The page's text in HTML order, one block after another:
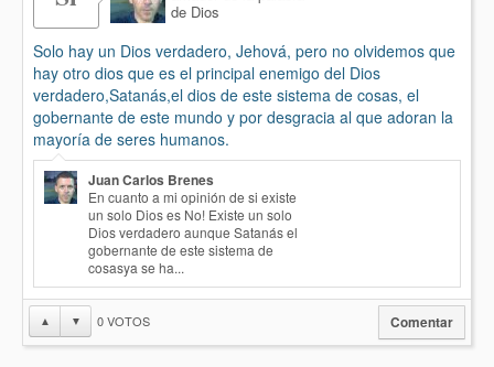
de Dios
Solo hay un Dios verdadero, Jehová, pero no olvidemos que
hay otro dios que es el principal enemigo del Dios
verdadero,Satanás,el dios de este sistema de cosas, el
gobernante de este mundo y por desgracia al que adoran la
mayoría de seres humanos.
Juan Carlos Brenes
En cuanto a mi opinión de si existe
un solo Dios es No! Existe un solo
Dios verdadero aunque Satanás el
gobernante de este sistema de
cosasya se ha...
▲ ▼ 0VOTOS Comentar